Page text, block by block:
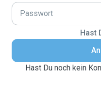
Hast
Hast Du noch kein